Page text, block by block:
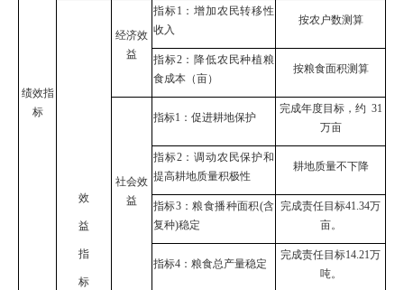
绩效指
标
效
益
指
标
经济效
益
指标1 ：增加农民转移性
收入
按农户数测算
指标2：降低农民种植粮
食成本 （亩）
按粮食面积测算
社会效
益
指标1 ：促进耕地保护
完成年度目标，约 31
万亩
指标2：调动农民保护和
提高耕地质量积极性
耕地质量不下降
指标3：粮食播种面积(含
复种)稳定
完成责任目标41.34万
亩。
指标4 ：粮食总产量稳定
完成责任目标14.21万
吨。